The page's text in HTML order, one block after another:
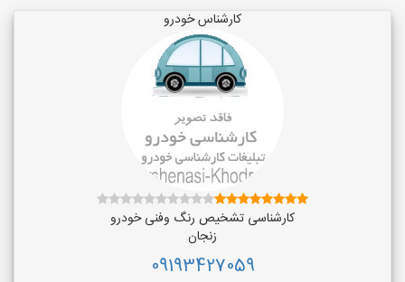
کارشناس خودرو
کارشناسی تشخیص رنگ وفنی خودرو
زنجان
09193427059